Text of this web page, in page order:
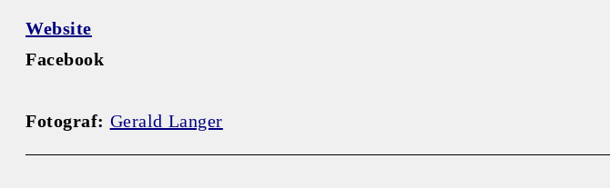
Website
Facebook
Fotograf: Gerald Langer